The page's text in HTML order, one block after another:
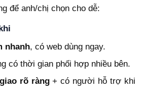
để anh/chị chọn cho dễ:
nhanh, có web dùng ngay.
có thời gian phối hợp nhiều bên.
rõ ràng+ có người hỗ trợ khi